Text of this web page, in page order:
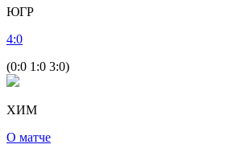
ЮГР
4:0
(0:0 1:0 3:0)
ХИМ
О матче